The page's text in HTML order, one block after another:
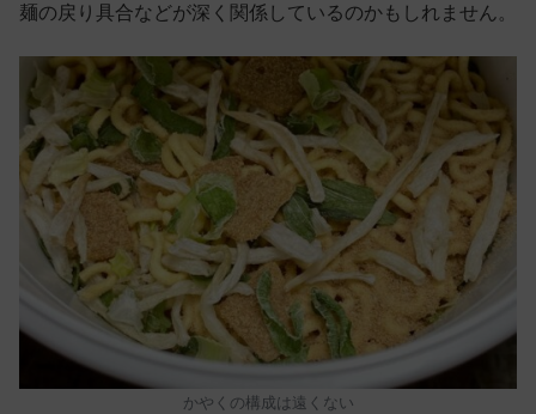
麺の戻り具合などが深く関係しているのかもしれません。
かやくの構成は遠くない